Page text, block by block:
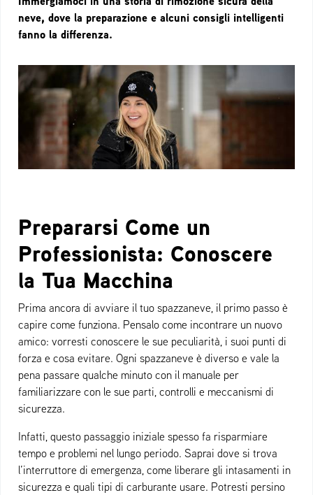
neve, dove la preparazione e alcuni consigli intelligenti
fanno la differenza.
Prepararsi Come un
Professionista: Conoscere
la Tua Macchina
Prima ancora di avviare il tuo spazzaneve, il primo passo è
capire come funziona. Pensalo come incontrare un nuovo
amico: vorresti conoscere le sue peculiarità, i suoi punti di
forza e cosa evitare. Ogni spazzaneve è diverso e vale la
pena passare qualche minuto con il manuale per
familiarizzare con le sue parti, controlli e meccanismi di
sicurezza.
Infatti, questo passaggio iniziale spesso fa risparmiare
tempo e problemi nel lungo periodo. Saprai dove si trova
l’interruttore di emergenza, come liberare gli intasamenti in
sicurezza e quali tipi di carburante usare. Potresti persino